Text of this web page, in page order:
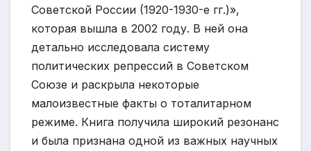
Советской России (1920-1930-е гг.)»,
которая вышла в 2002 году. В ней она
детально исследовала систему
политических репрессий в Советском
Союзе и раскрыла некоторые
малоизвестные факты о тоталитарном
режиме. Книга получила широкий резонанс
и была признана одной из важных научных